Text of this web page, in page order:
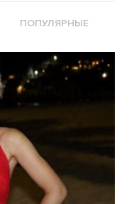
ПОПУЛЯРНЫЕ